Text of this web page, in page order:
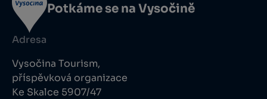
Potkáme se na Vysočině
Adresa
Vysočina Tourism,
příspěvková organizace
Ke Skalce 5907/47